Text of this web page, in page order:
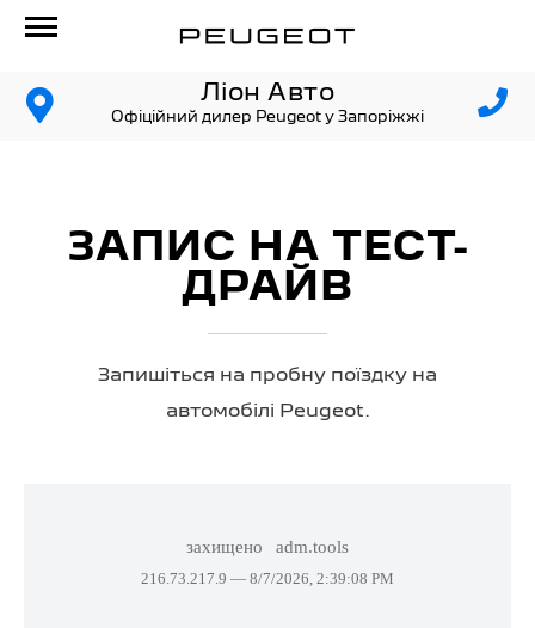
Ліон Авто
Офіційний дилер Peugeot у Запоріжжі
ЗАПИС НА ТЕСТ-
ДРАЙВ
Запишіться на пробну поїздку на
автомобілі Peugeot.